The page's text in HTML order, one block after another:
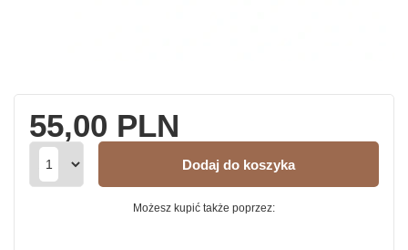
55,00 PLN
Dodaj do koszyka
Możesz kupić także poprzez: